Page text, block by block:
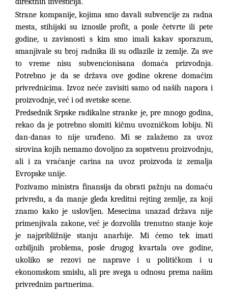
Strane kompanije, kojima smo davali subvencije za radna
mesta, stihijski su iznosile profit, a posle četvrte ili pete
godine, u zavisnosti s kim smo imali kakav sporazum,
smanjivale su broj radnika ili su odlazile iz zemlje. Za sve
to vreme nisu subvencionisana domaća prizvodnja.
Potrebno je da se država ove godine okrene domaćim
privrednicima. Izvoz neće zavisiti samo od naših napora i
proizvodnje, već i od svetske scene.
Predsednik Srpske radikalne stranke je, pre mnogo godina,
rekao da je potrebno slomiti kičmu uvozničkom lobiju. Ni
dan-danas to nije urađeno. Mi se zalažemo za uvoz
sirovina kojih nemamo dovoljno za sopstvenu proizvodnju,
ali i za vraćanje carina na uvoz proizvoda iz zemalja
Evropske unije.
Pozivamo ministra finansija da obrati pažnju na domaću
privredu, a da manje gleda kreditni rejting zemlje, za koji
znamo kako je uslovljen. Mesecima unazad država nije
primenjivala zakone, već je dozvolila trenutno stanje koje
je najpribližnije stanju anarhije. Mi ćemo tek imati
ozbiljnih problema, posle drugog kvartala ove godine,
ukoliko se rezovi ne naprave i u političkom i u
ekonomskom smislu, ali pre svega u odnosu prema našim
privrednim partnerima.